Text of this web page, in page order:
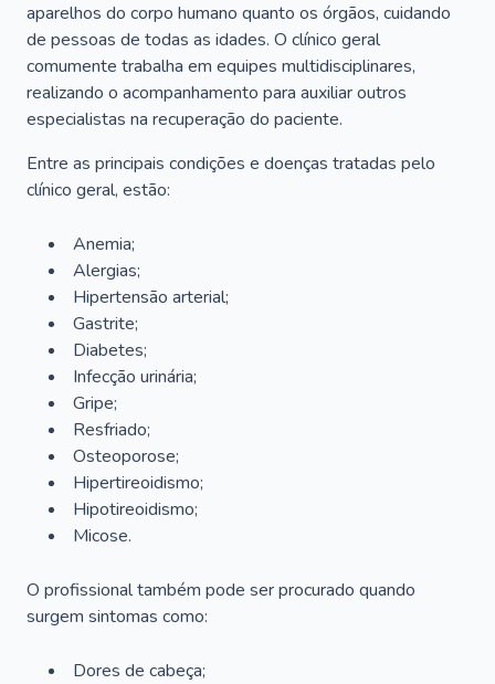
aparelhos do corpo humano quanto os órgãos, cuidando
de pessoas de todas as idades. O clínico geral
comumente trabalha em equipes multidisciplinares,
realizando o acompanhamento para auxiliar outros
especialistas na recuperação do paciente.
Entre as principais condições e doenças tratadas pelo
clínico geral, estão:
Anemia;
Alergias;
Hipertensão arterial;
Gastrite;
Diabetes;
Infecção urinária;
Gripe;
Resfriado;
Osteoporose;
Hipertireoidismo;
Hipotireoidismo;
Micose.
O profissional também pode ser procurado quando
surgem sintomas como:
Dores de cabeça;